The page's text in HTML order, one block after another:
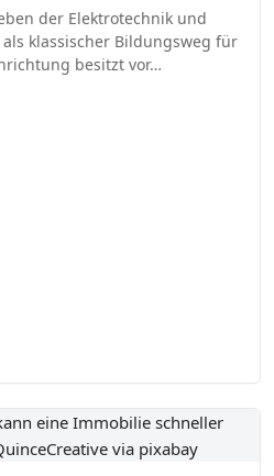
der Elektrotechnik und
klassischer Bildungsweg für
besitzt vor…